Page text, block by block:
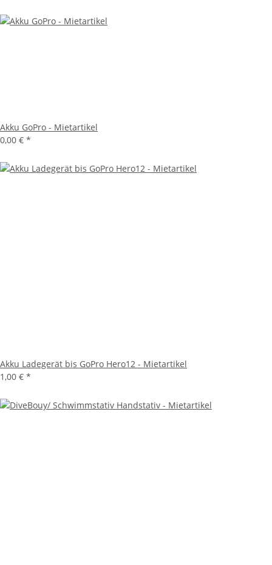
Akku GoPro - Mietartikel
0,00 € *
Akku Ladegerät bis GoPro Hero12 - Mietartikel
1,00 € *